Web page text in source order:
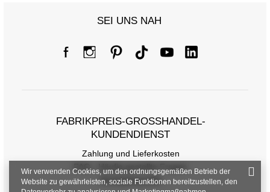
SEI UNS NAH
FABRIKPREIS-GROSSHANDEL-K
UNDENDIENST
Zahlung und Lieferkosten
FAQ - Häufig gestellte Fragen
Rückgabepolitik
Wir verwenden Cookies, um den ordnungsgemäßen Betrieb der
Website zu gewährleisten, soziale Funktionen bereitzustellen, den